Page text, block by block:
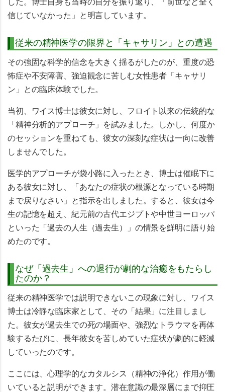
した。博士自身も当時の自分を振り返り、
「前世など全く
信じていなかった」
と明言しています。
従来の精神医学の限界と「キャサリン」との遭遇
その強固な科学的信念を大きく揺るがしたのが、重度の恐
怖症や不安障害、強迫観念に苦しむ女性患者「キャサリ
ン」との臨床体験でした。
当初、ワイス博士は彼女に対し、 フロイト以来の伝統的な
「精神分析的アプローチ」 を試みました。しかし、何度か
のセッションを重ねても、彼女の深刻な症状は一向に改善
しませんでした。
医学的アプローチが袋小路に入ったとき、博士は催眠下に
ある彼女に対し、「あなたの症状の根源となっている時期
まで戻りなさい」と指示を出しました。すると、彼女は今
生の記憶を超え、紀元前の古代エジプトや中世ヨーロッパ
といった 「過去の人生（過去生）」の情景を鮮明に語り始
めたのです。
なぜ「過去生」への退行が劇的な治癒をもたらし
たのか？
従来の精神医学では説明できないこの現象に対し、ワイス
博士は冷静な臨床家として、その「結果」に注目しまし
た。彼女が過去生での死の場面や、強烈なトラウマを再体
験するたびに、長年彼女を苦しめていた症状が劇的に軽減
していったのです。
ここには、心理学的なカタルシス（精神の浄化）作用 が働
いていると説明ができます。潜在意識の最深層にまで抑圧